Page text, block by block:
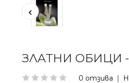
ЗЛАТНИ ОБИЦИ -
0 отзива |